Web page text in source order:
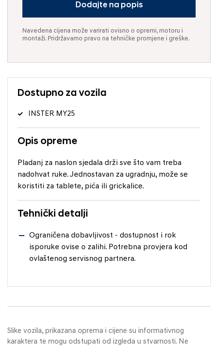
Dodajte na popis
Navedena cijena može varirati ovisno o opremi, motoru i
montaži. Pridržavamo pravo na tehničke promjene i greške.
Dostupno za vozila
INSTER MY25
Opis opreme
Pladanj za naslon sjedala drži sve što vam treba
nadohvat ruke. Jednostavan za ugradnju, može se
koristiti za tablete, pića ili grickalice.
Tehnički detalji
Ograničena dobavljivost - dostupnost i rok
isporuke ovise o zalihi. Potrebna provjera kod
ovlaštenog servisnog partnera.
Slike vozila, prikazana oprema i cijene su informativnog
karaktera te mogu odstupati od izgleda u stvarnosti. Ne